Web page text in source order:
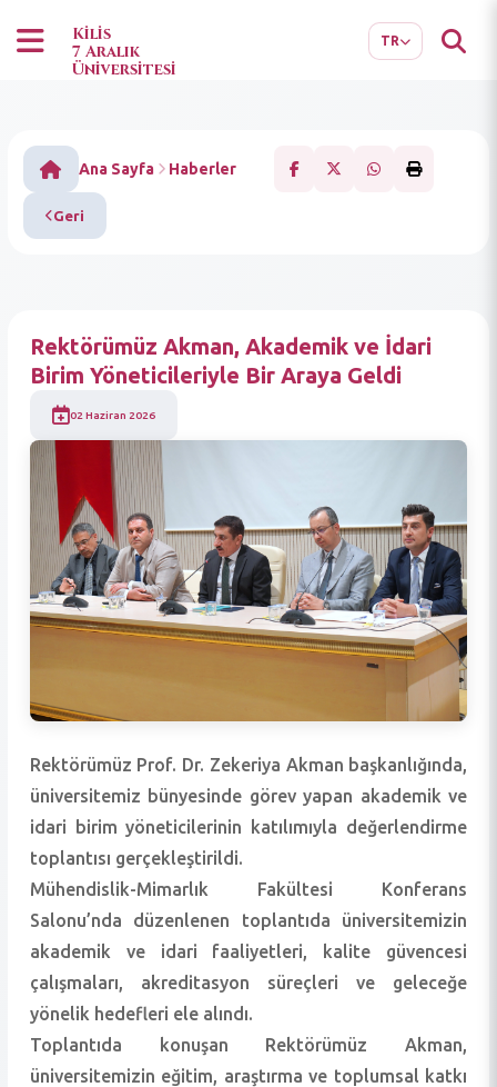
Kilis
7 Aralık
Üniversitesi
TR
Ana Sayfa Haberler
Geri
Rektörümüz Akman, Akademik ve İdari
Birim Yöneticileriyle Bir Araya Geldi
02 Haziran 2026
Rektörümüz Prof. Dr. Zekeriya Akman başkanlığında,
üniversitemiz bünyesinde görev yapan akademik ve
idari birim yöneticilerinin katılımıyla değerlendirme
toplantısı gerçekleştirildi.
Mühendislik-Mimarlık Fakültesi Konferans
Salonu’nda düzenlenen toplantıda üniversitemizin
akademik ve idari faaliyetleri, kalite güvencesi
çalışmaları, akreditasyon süreçleri ve geleceğe
yönelik hedefleri ele alındı.
Toplantıda konuşan Rektörümüz Akman,
üniversitemizin eğitim, araştırma ve toplumsal katkı